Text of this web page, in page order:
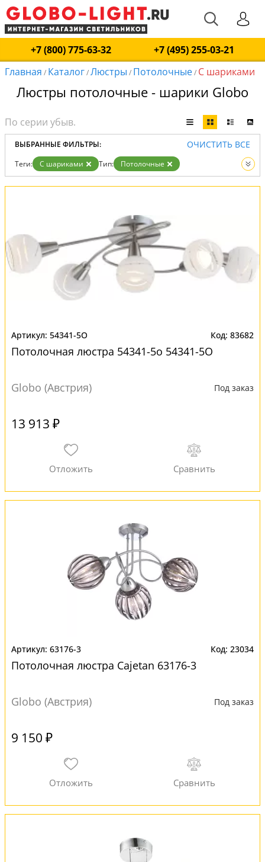
+7 (800) 775-63-32
+7 (495) 255-03-21
Главная / Каталог/Люстры / Потолочные/ С шариками
Люстры потолочные - шарики Globo
ВЫБРАННЫЕ ФИЛЬТРЫ: ОЧИСТИТЬ ВСЕ
Теги: С шариками Тип:
Потолочные
Вид:
Люстры
54341-5O 83682
Потолочная люстра 54341-5o 54341-5O
Globo (Австрия) Под заказ
13 913 ₽
63176-3 23034
Потолочная люстра Cajetan 63176-3
Globo (Австрия) Под заказ
9 150 ₽